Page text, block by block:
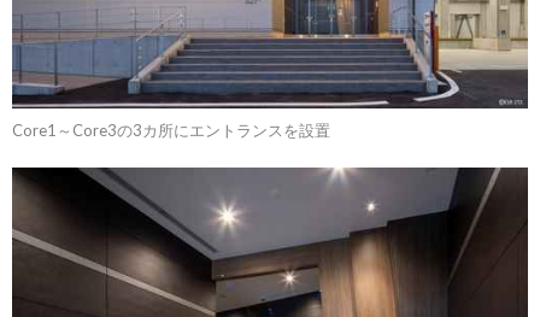
Core1～Core3の3カ所にエントランスを設置